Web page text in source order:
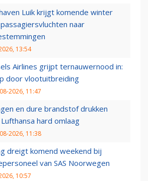
Luik krijgt komende winter
naar
13:54
Airlines grijpt ternauwernood in:
door vlootuitbreiding
2026, 11:47
en dure brandstof drukken
hard omlaag
2026, 11:38
dreigt komend weekend bij
van SAS Noorwegen
10:57